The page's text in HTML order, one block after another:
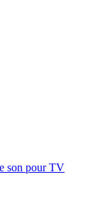
son pour TV